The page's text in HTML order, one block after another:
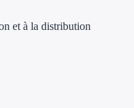
et à la distribution